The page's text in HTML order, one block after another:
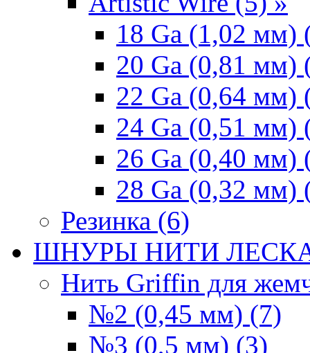
18 Ga (1,02 мм)
20 Ga (0,81 мм)
22 Ga (0,64 мм)
24 Ga (0,51 мм)
26 Ga (0,40 мм)
28 Ga (0,32 мм)
Резинка (6)
ШНУРЫ НИТИ
Нить Griffin для
№2 (0,45 мм) (7)
№3 (0,5 мм) (3)